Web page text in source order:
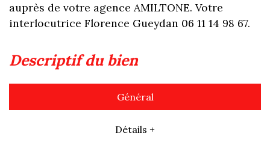
auprès de votre agence AMILTONE. Votre
interlocutrice Florence Gueydan 06 11 14 98 67.
descriptif du bien
Général
Détails +